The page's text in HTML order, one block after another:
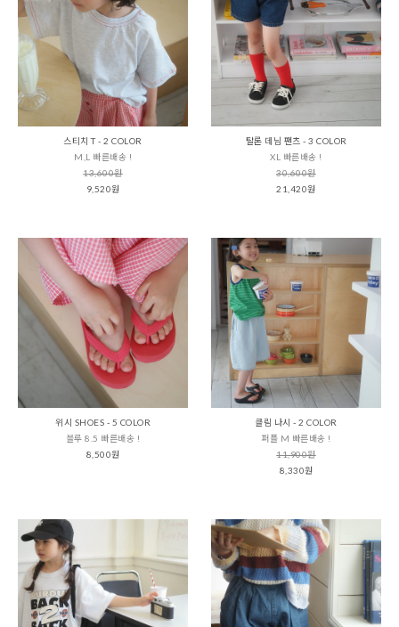
스티치 T - 2 COLOR
M,L 빠른배송 !
13,600원
9,520원
탈론 데님 팬츠 - 3 COLOR
XL 빠른배송 !
30,600원
21,420원
위시 SHOES - 5 COLOR
블루 8.5 빠른배송 !
8,500원
클림 나시 - 2 COLOR
퍼플 M 빠른배송 !
11,900원
8,330원